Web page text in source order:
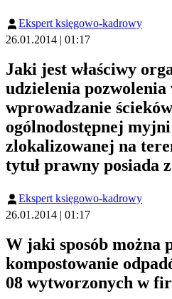
Ekspert księgowo-kadrowy
26.01.2014 | 01:17
Jaki jest właściwy
udzielenia pozwolenia
wprowadzanie
ogólnodostępnej
zlokalizowanej na
tytuł prawny posiada
Ekspert księgowo-kadrowy
26.01.2014 | 01:17
W jaki sposób można
kompostowanie
08 wytworzonych w